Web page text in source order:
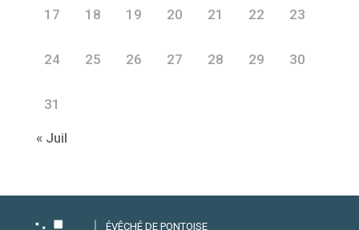
17 18 19 20 21 22 23
24 25 26 27 28 29 30
31
« Juil
ÉVÊCHÉ DE PONTOISE